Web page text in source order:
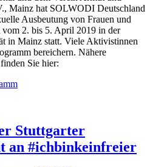
Mainz hat SOLWODI Deutschland
Ausbeutung von Frauen und
2. bis 5. April 2019 in der
in Mainz statt. Viele Aktivistinnen
bereichern. Nähere
Sie hier:
Stuttgarter
an #ichbinkeinfreier